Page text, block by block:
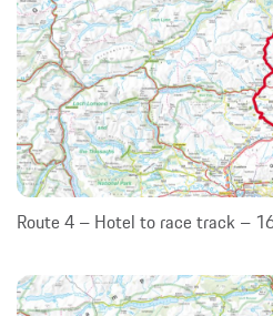
Route 4 – Hotel to race track –